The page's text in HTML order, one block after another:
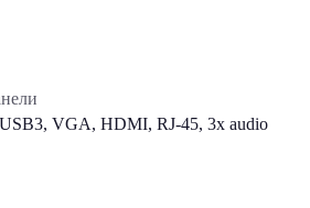
VGA, HDMI, RJ-45, 3x audio